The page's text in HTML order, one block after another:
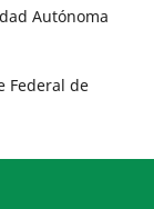
Autónoma
Federal de